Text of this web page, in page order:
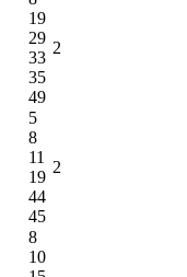
19
29
33
35
49
2
5
8
11
19
44
45
2
8
10